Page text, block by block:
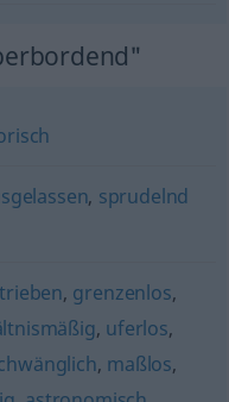
, sprudelnd
, grenzenlos,
, uferlos,
, maßlos,